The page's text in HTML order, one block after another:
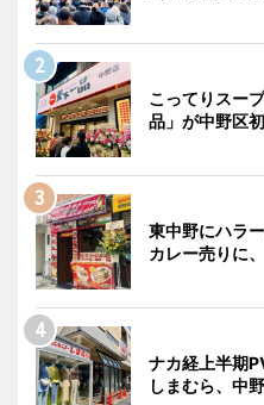
こってりスー
品」が中野区
東中野にハラ
カレー売りに
ナカ経上半期
しまむら、中